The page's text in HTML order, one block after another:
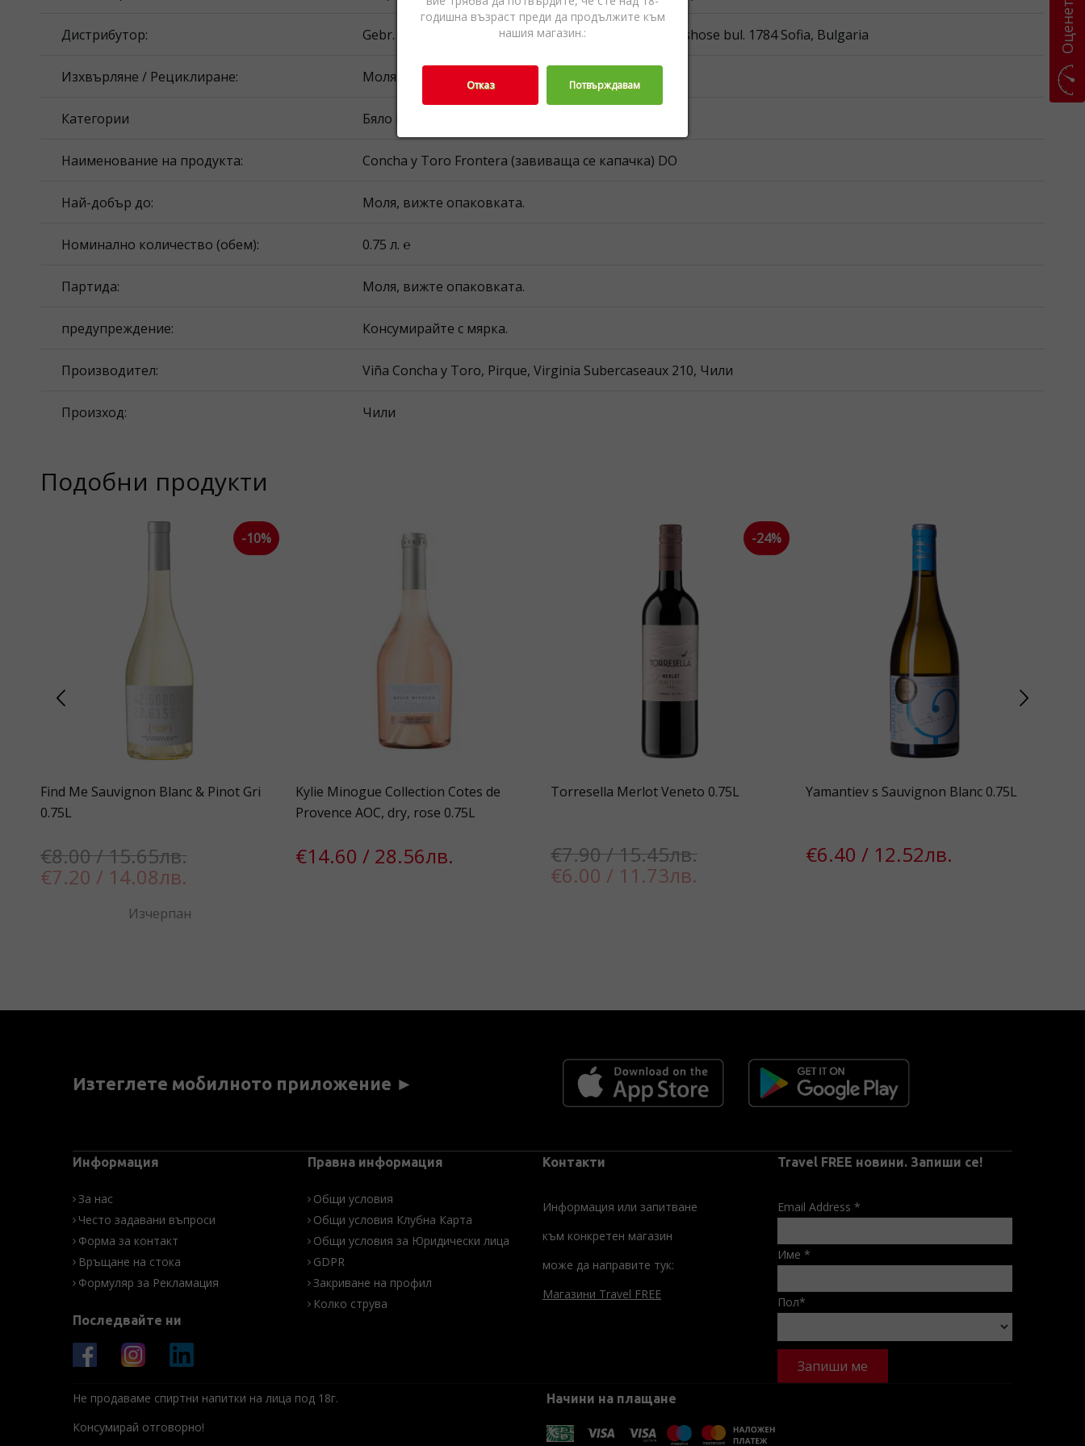
Дистрибутор: Gebr. Heinemann Bulgaria OOD 141 B, Tsarigradsko shose bul. 1784 Sofia, Bulgaria
Изхвърляне / Рециклиране: Моля, вижте опаковката.
Категории Бяло Вино,Винo,Вино
Наименование на продукта: Concha y Toro Frontera (завиваща се капачка) DO
Най-добър до: Моля, вижте опаковката.
Номинално количество (обем): 0.75 л. ℮
Партида: Моля, вижте опаковката.
предупреждение: Консумирайте с мярка.
Производител: Viña Concha y Toro, Pirque, Virginia Subercaseaux 210, Чили
Произход: Чили
Подобни продукти
Find Me Sauvignon Blanc & Pinot Gri
0.75L
€8.00 / 15.65лв.
€7.20 / 14.08лв.
Изчерпан
-10%
Kylie Minogue Collection Cotes de
Provence AOC, dry, rose 0.75L
€14.60 / 28.56лв.
Torresella Merlot Veneto 0.75L
€7.90 / 15.45лв.
€6.00 / 11.73лв.
-24%
Yamantiev s Sauvignon Blanc 0.75L
€6.40 / 12.52лв.
Изтеглете мобилното приложение ►
Информация
За нас
Често задавани въпроси
Форма за контакт
Връщане на стока
Формуляр за Рекламация
Последвайте ни
Правна информация
Общи условия
Общи условия Клубна Карта
Общи условия за Юридически лица
GDPR
Закриване на профил
Колко струва
Контакти
Информация или запитване
към конкретен магазин
може да направите тук:
Магазини Travel FREE
Travel FREE новини. Запиши се!
Email Address *
Име *
Пол*
Не продаваме спиртни напитки на лица под 18г.
Консумирай отговорно!
Начини на плащане
годишна възраст преди да продължите към
нашия магазин.:
Отказ Потвърждавам